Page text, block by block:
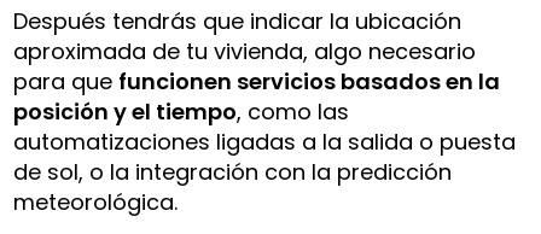
Después tendrás que indicar la ubicación
aproximada de tu vivienda, algo necesario
para que funcionen servicios basados en la
posición y el tiempo, como las
automatizaciones ligadas a la salida o puesta
de sol, o la integración con la predicción
meteorológica.